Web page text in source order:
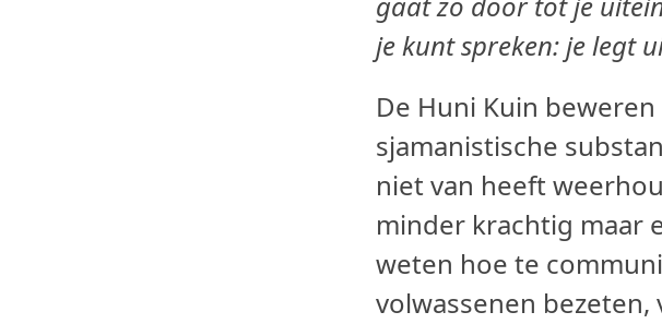
je kunt spreken: je legt
De Huni Kuin
sjamanistische
niet van heeft
minder krachtig maar
weten hoe te
volwassenen